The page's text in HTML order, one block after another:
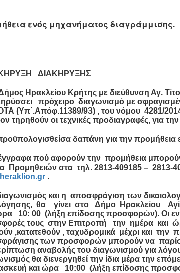
ενός μηχανήματος διαγράμμισης.
ΔΙΑΚΗΡΥΞΗΣ
Ηρακλείου Κρήτης με διεύθυνση Αγ.
πρόχειρο διαγωνισμό με
(Υπ΄.Απόφ.11389/93) , του νόμου 4281/
τηρηθούν οι τεχνικές προδιαγραφές, για την
δαπάνη για την προμήθεια
πού αφορούν την προμήθεια
Προμηθειώνστα τηλ. 2813-409185 – 2813-
.
και η αποσφράγιση των
θα γίνει στο Δήμο Ηρακλείου
10: 00 (λήξη επίδοσης προσφορών). Οι
τους στην Επιτροπή την ημέρα και
,κατατεθούν , ταχυδρομικά μέχρι και
των προσφορών μπορούν να
αναβολής του διαγωνισμού για
θα διενεργηθεί την ίδια μέρα την
και ώρα10:00 (λήξη επίδοσης